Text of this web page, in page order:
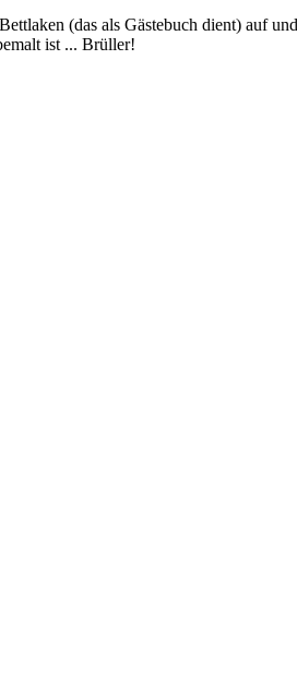
(das als Gästebuch dient) auf
ist ... Brüller!